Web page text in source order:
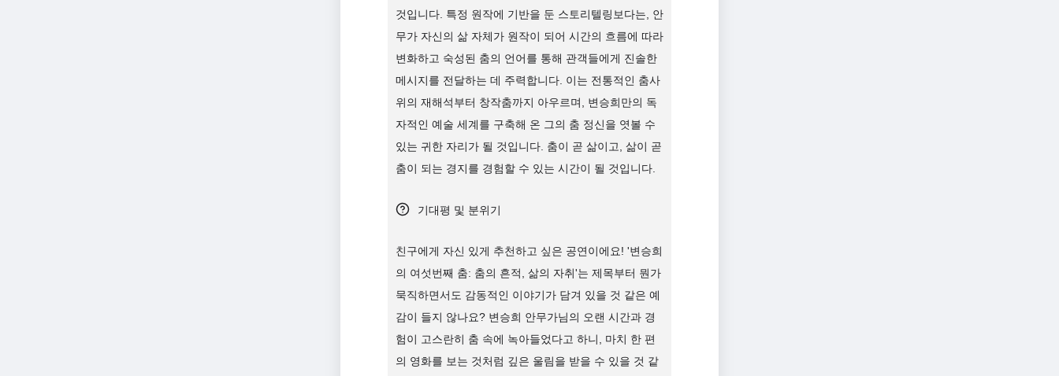
것입니다. 특정 원작에 기반을 둔 스토리텔링보다는, 안
무가 자신의 삶 자체가 원작이 되어 시간의 흐름에 따라
변화하고 숙성된 춤의 언어를 통해 관객들에게 진솔한
메시지를 전달하는 데 주력합니다. 이는 전통적인 춤사
위의 재해석부터 창작춤까지 아우르며, 변승희만의 독
자적인 예술 세계를 구축해 온 그의 춤 정신을 엿볼 수
있는 귀한 자리가 될 것입니다. 춤이 곧 삶이고, 삶이 곧
춤이 되는 경지를 경험할 수 있는 시간이 될 것입니다.
기대평 및 분위기
친구에게 자신 있게 추천하고 싶은 공연이에요! '변승희
의 여섯번째 춤: 춤의 흔적, 삶의 자취'는 제목부터 뭔가
묵직하면서도 감동적인 이야기가 담겨 있을 것 같은 예
감이 들지 않나요? 변승희 안무가님의 오랜 시간과 경
험이 고스란히 춤 속에 녹아들었다고 하니, 마치 한 편
의 영화를 보는 것처럼 깊은 울림을 받을 수 있을 것 같